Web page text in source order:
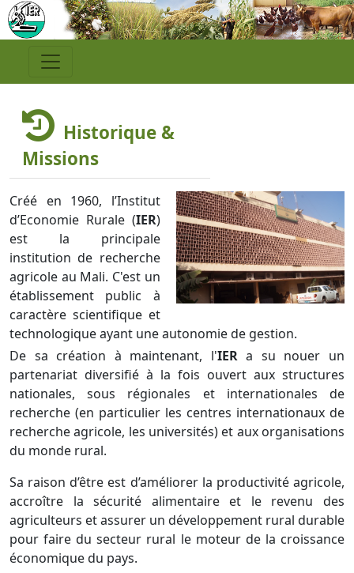
Historique &
Missions
Créé en 1960, l’Institut
d’Economie Rurale (IER)
est la principale
institution de recherche
agricole au Mali. C'est un
établissement public à
caractère scientifique et
technologique ayant une autonomie de gestion.
De sa création à maintenant, l'IERa su nouer un
partenariat diversifié à la fois ouvert aux structures
nationales, sous régionales et internationales de
recherche (en particulier les centres internationaux de
recherche agricole, les universités) et aux organisations
du monde rural.
Sa raison d’être est d’améliorer la productivité agricole,
accroître la sécurité alimentaire et le revenu des
agriculteurs et assurer un développement rural durable
pour faire du secteur rural le moteur de la croissance
économique du pays.